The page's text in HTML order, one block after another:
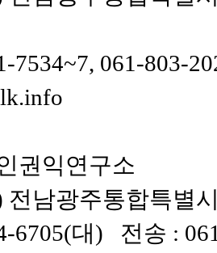
7534~7, 061-803-
권익연구소
전남광주통합특별
6705(대) 전송 :